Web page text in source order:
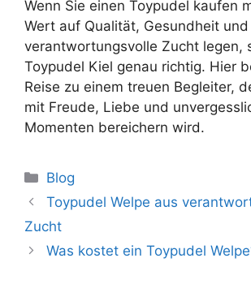
Wenn Sie einen Toypudel kaufen
Wert auf Qualität, Gesundheit und
verantwortungsvolle Zucht legen,
Toypudel Kiel genau richtig. Hier
Reise zu einem treuen Begleiter,
mit Freude, Liebe und
Momenten bereichern wird.
Blog
Toypudel Welpe aus
Zucht
Was kostet ein Toypudel